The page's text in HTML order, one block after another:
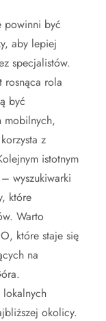
powinni być
aby lepiej
specjalistów.
rosnąca rola
być
mobilnych,
z
istotnym
wyszukiwarki
które
Warto
które staje się
na
okolicy.